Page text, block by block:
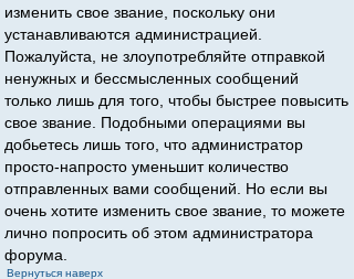
изменить свое звание, поскольку они
устанавливаются администрацией.
Пожалуйста, не злоупотребляйте отправкой
ненужных и бессмысленных сообщений
только лишь для того, чтобы быстрее повысить
свое звание. Подобными операциями вы
добьетесь лишь того, что администратор
просто-напросто уменьшит количество
отправленных вами сообщений. Но если вы
очень хотите изменить свое звание, то можете
лично попросить об этом администратора
форума.
Вернуться наверх